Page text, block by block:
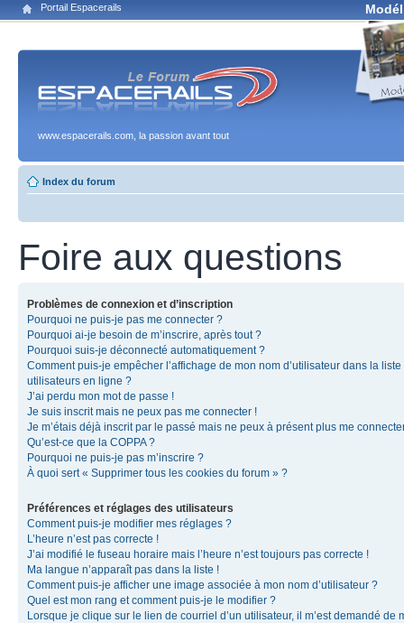
Portail Espacerails
www.espacerails.com, la passion avant tout
Index du forum
Foire aux questions
Problèmes de connexion et d’inscription
Pourquoi ne puis-je pas me connecter ?
Pourquoi ai-je besoin de m’inscrire, après tout ?
Pourquoi suis-je déconnecté automatiquement ?
Comment puis-je empêcher l’affichage de mon nom d’utilisateur dans la liste
utilisateurs en ligne ?
J’ai perdu mon mot de passe !
Je suis inscrit mais ne peux pas me connecter !
Je m’étais déjà inscrit par le passé mais ne peux à présent plus me
Qu’est-ce que la COPPA ?
Pourquoi ne puis-je pas m’inscrire ?
À quoi sert « Supprimer tous les cookies du forum » ?
Préférences et réglages des utilisateurs
Comment puis-je modifier mes réglages ?
L’heure n’est pas correcte !
J’ai modifié le fuseau horaire mais l’heure n’est toujours pas correcte !
Ma langue n’apparaît pas dans la liste !
Comment puis-je afficher une image associée à mon nom d’utilisateur ?
Quel est mon rang et comment puis-je le modifier ?
Lorsque je clique sur le lien de courriel d’un utilisateur, il m’est demandé de